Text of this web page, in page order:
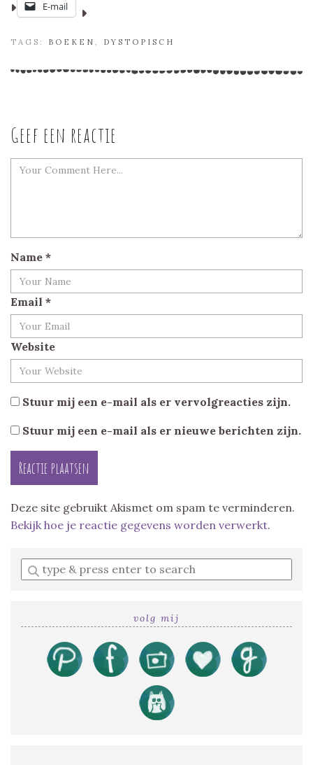
E-mail
TAGS: BOEKEN DYSTOPISCH
Geef een reactie
Name *
Email *
Website
Stuur mij een e-mail als er vervolgreacties zijn.
Stuur mij een e-mail als er nieuwe berichten zijn.
Deze site gebruikt Akismet om spam te verminderen.
Bekijk hoe je reactie gegevens worden verwerkt.
Enter
a
volg mij